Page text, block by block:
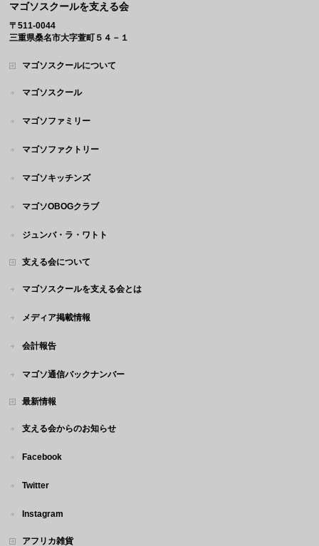
マゴソスクールを支える会
〒511-0044
三重県桑名市大字萱町５４－１
マゴソスクールについて
マゴソスクール
マゴソファミリー
マゴソファクトリー
マゴソキッチンズ
マゴソOBOGクラブ
ジュンバ・ラ・ワトト
支える会について
マゴソスクールを支える会とは
メディア掲載情報
会計報告
マゴソ通信バックナンバー
最新情報
支える会からのお知らせ
Facebook
Twitter
Instagram
アフリカ雑貨